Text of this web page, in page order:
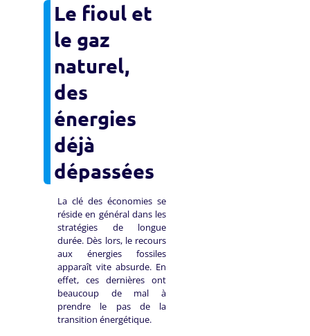
Le fioul et
le gaz
naturel,
des
énergies
déjà
dépassées
La clé des économies se
réside en général dans les
stratégies de longue
durée. Dès lors, le recours
aux énergies fossiles
apparaît vite absurde. En
effet, ces dernières ont
beaucoup de mal à
prendre le pas de la
transition énergétique.